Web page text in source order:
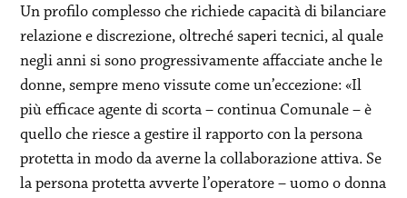
Un profilo complesso che richiede capacità di bilanciare
relazione e discrezione, oltreché saperi tecnici, al quale
negli anni si sono progressivamente affacciate anche le
donne, sempre meno vissute come un’eccezione: «Il
più efficace agente di scorta – continua Comunale – è
quello che riesce a gestire il rapporto con la persona
protetta in modo da averne la collaborazione attiva. Se
la persona protetta avverte l’operatore – uomo o donna